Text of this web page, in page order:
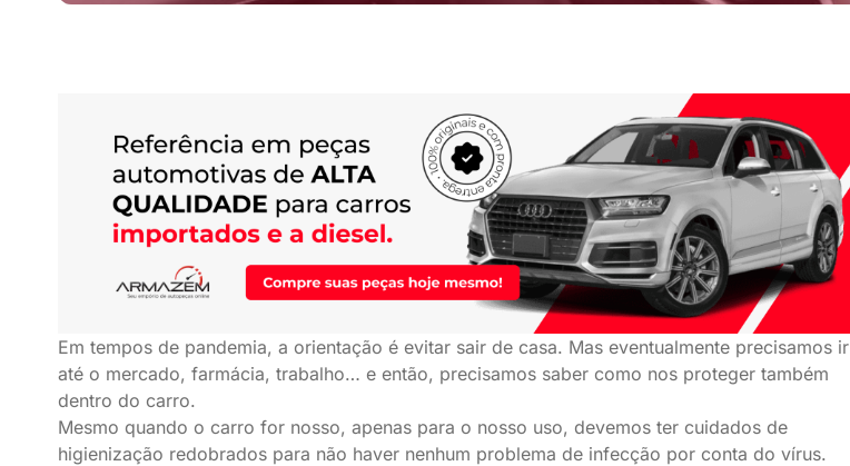
Em tempos de pandemia, a orientação é evitar sair de casa. Mas eventualmente precisamos ir
até o mercado, farmácia, trabalho… e então, precisamos saber como nos proteger também
dentro do carro.
Mesmo quando o carro for nosso, apenas para o nosso uso, devemos ter cuidados de
higienização redobrados para não haver nenhum problema de infecção por conta do vírus.